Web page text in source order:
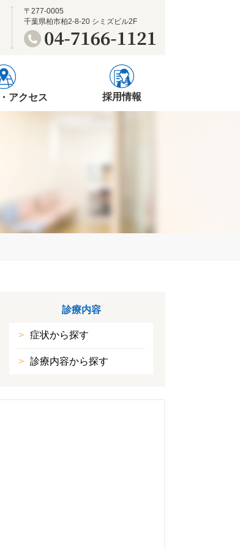
〒277-0005
千葉県柏市柏2-8-20 シミズビル2F
アクセス 採用情報
診療内容
症状から探す
診療内容から探す